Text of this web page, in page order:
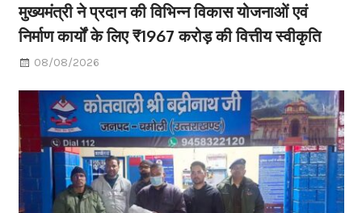
मुख्यमंत्री ने प्रदान की विभिन्न विकास योजनाओं एवं
निर्माण कार्यों के लिए ₹1967 करोड़ की वित्तीय स्वीकृति
08/08/2026